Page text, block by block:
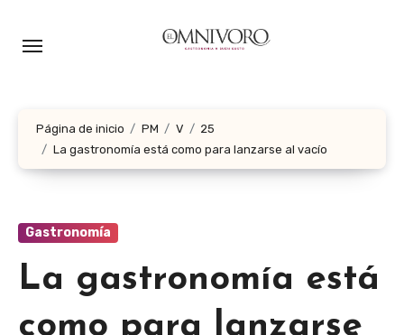
Página de inicio PM V
25
La gastronomía está como para lanzarse al vacío
Gastronomía
La gastronomía está
como para lanzarse